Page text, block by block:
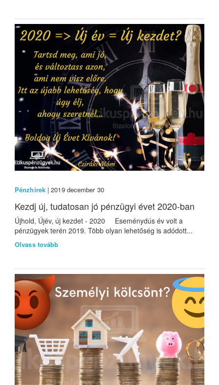
Pénzhírek| 2019 december 30
Kezdj új, tudatosan jó pénzügyi évet 2020-ban
Újhold, Újév, új kezdet - 2020 Eseménydús év volt a
pénzügyek terén 2019. Több olyan lehetőség is adódott...
Olvass tovább